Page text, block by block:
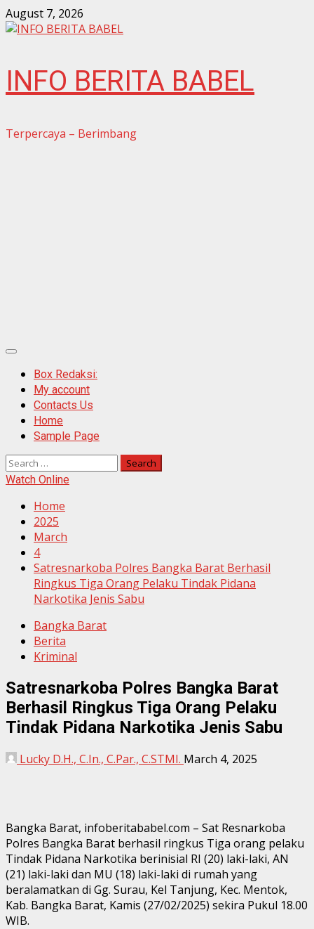
Skip
to
August 7, 2026
INFO BERITA BABEL
Terpercaya – Berimbang
Primary
MenuBox Redaksi:
My account
Contacts Us
Home
Sample Page
Search
for:
Watch Online
Home
2025
March
4
Satresnarkoba Polres Bangka Barat Berhasil
Ringkus Tiga Orang Pelaku Tindak Pidana
Narkotika Jenis Sabu
Bangka Barat
Berita
Kriminal
Satresnarkoba Polres Bangka Barat
Berhasil Ringkus Tiga Orang Pelaku
Tindak Pidana Narkotika Jenis Sabu
Lucky D.H., C.In., C.Par., C.STMI. March 4, 2025
Bangka Barat, infoberitababel.com – Sat Resnarkoba
Polres Bangka Barat berhasil ringkus Tiga orang pelaku
Tindak Pidana Narkotika berinisial RI (20) laki-laki, AN
(21) laki-laki dan MU (18) laki-laki di rumah yang
beralamatkan di Gg. Surau, Kel Tanjung, Kec. Mentok,
Kab. Bangka Barat, Kamis (27/02/2025) sekira Pukul 18.00
WIB.